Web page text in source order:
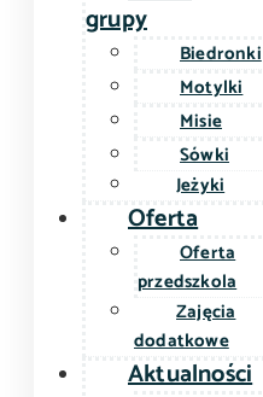
grupy
Biedronki
Motylki
Misie
Sówki
Jeżyki
Oferta
Oferta
przedszkola
Zajęcia
dodatkowe
Aktualności